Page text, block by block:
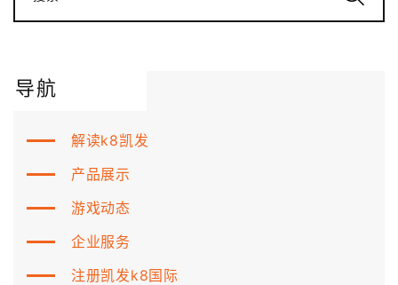
导航
解读k8凯发
产品展示
游戏动态
企业服务
注册凯发k8国际